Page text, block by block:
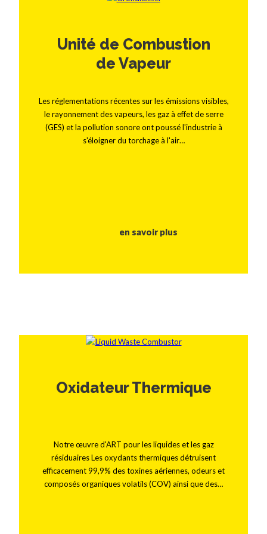
Unité de Combustion
de Vapeur
Les réglementations récentes sur les émissions visibles,
le rayonnement des vapeurs, les gaz à effet de serre
(GES) et la pollution sonore ont poussé l'industrie à
s'éloigner du torchage à l'air…
en savoir plus
Oxidateur Thermique
Notre œuvre d'ART pour les liquides et les gaz
résiduaires Les oxydants thermiques détruisent
efficacement 99,9% des toxines aériennes, odeurs et
composés organiques volatils (COV) ainsi que des…